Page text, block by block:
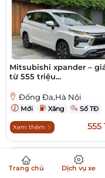
Mitsubishi xpander –
từ 555 triệu...
Đống Đa,Hà Nội
Mới Xăng Số TĐ
Xem thêm 555
Trang chủ Dịch vụ xe